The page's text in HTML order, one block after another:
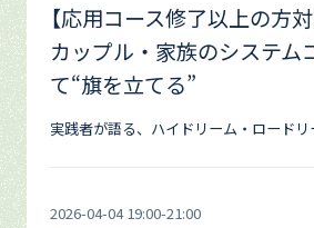
【応用コース修了以上の方対
カップル・家族のシステム
て“旗を立てる”
実践者が語る、ハイドリーム・ロード
2026-04-04 19:00-21:00